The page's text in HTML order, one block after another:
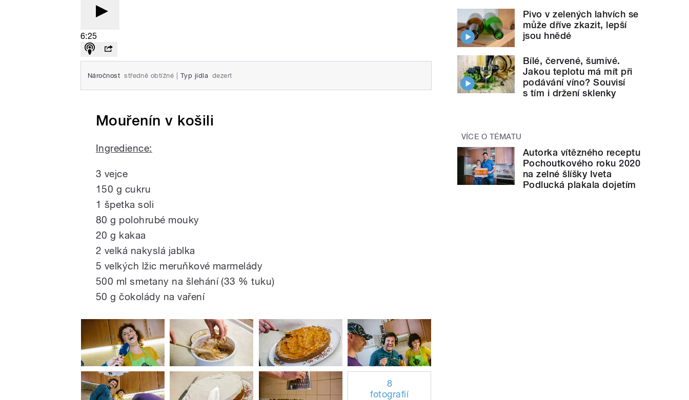
6:25
Náročnost středně obtížné Typ jídla dezert
Mouřenín v košili
Ingredience:
3 vejce
150 g cukru
1 špetka soli
80 g polohrubé mouky
20 g kakaa
2 velká nakyslá jablka
5 velkých lžic meruňkové marmelády
500 ml smetany na šlehání (33 % tuku)
50 g čokolády na vaření
8
fotografií
Pivo v zelených lahvích se
může dříve zkazit, lepší
jsou hnědé
Bílé, červené, šumivé.
Jakou teplotu má mít při
podávání víno? Souvisí
s tím i držení sklenky
VÍCE O TÉMATU
Autorka vítězného receptu
Pochoutkového roku 2020
na zelné šlíšky Iveta
Podlucká plakala dojetím